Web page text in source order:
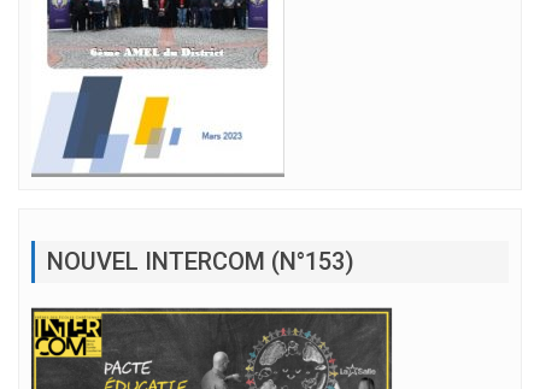
NOUVEL INTERCOM (N°153)